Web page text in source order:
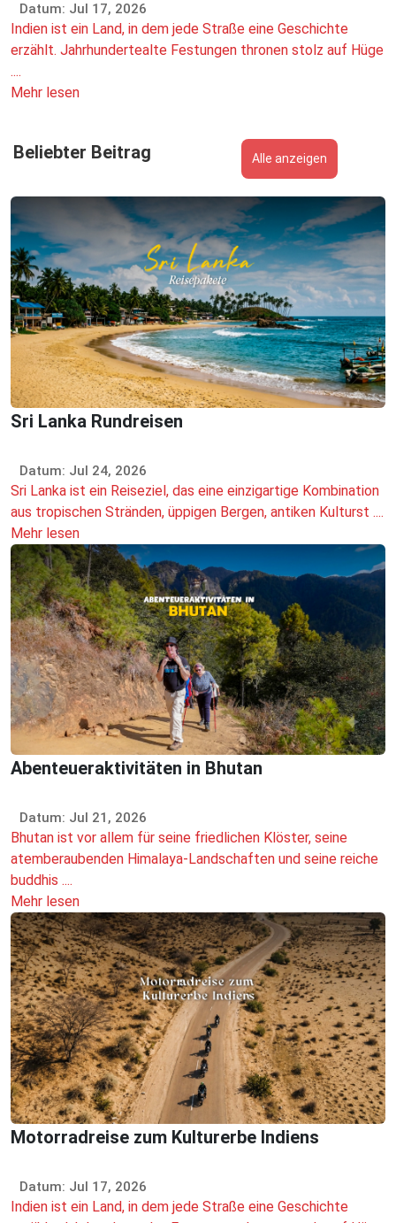
Datum: Jul 17, 2026
Indien ist ein Land, in dem jede Straße eine Geschichte
erzählt. Jahrhundertealte Festungen thronen stolz auf Hüge
....
Mehr lesen
Beliebter Beitrag Alle anzeigen
Sri Lanka Rundreisen
Datum: Jul 24, 2026
Sri Lanka ist ein Reiseziel, das eine einzigartige Kombination
aus tropischen Stränden, üppigen Bergen, antiken Kulturst ....
Mehr lesen
Abenteueraktivitäten in Bhutan
Datum: Jul 21, 2026
Bhutan ist vor allem für seine friedlichen Klöster, seine
atemberaubenden Himalaya-Landschaften und seine reiche
buddhis ....
Mehr lesen
Motorradreise zum Kulturerbe Indiens
Datum: Jul 17, 2026
Indien ist ein Land, in dem jede Straße eine Geschichte